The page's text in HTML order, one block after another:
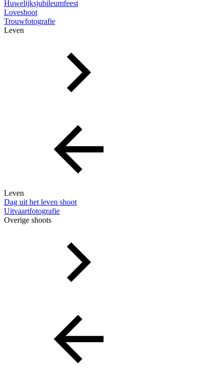
Huwelijksjubileumfeest
Loveshoot
Trouwfotografie
Leven
Leven
Dag uit het leven shoot
Uitvaartfotografie
Overige shoots